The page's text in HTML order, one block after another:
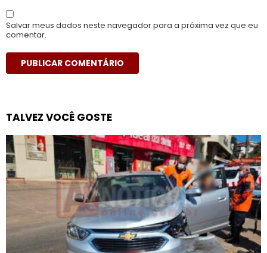
Salvar meus dados neste navegador para a próxima vez que eu
comentar.
TALVEZ VOCÊ GOSTE